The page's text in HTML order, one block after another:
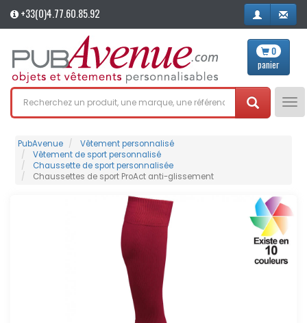
+33(0)4.77.60.85.92
0
panier
PubAvenue
Vêtement personnalisé
Vêtement de sport personnalisé
Chaussette de sport personnalisée
Chaussettes de sport ProAct anti-glissement